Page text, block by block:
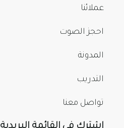
عملائنا
احجز الصوت
المدونة
التدريب
تواصل معنا